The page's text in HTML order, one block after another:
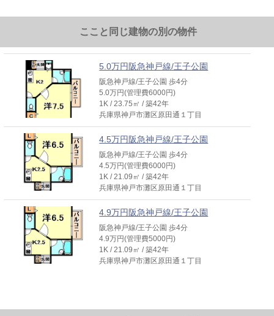
ここと同じ建物の別の物件
5.0万円阪急神戸線/王子公園
阪急神戸線/王子公園 歩4分
5.0万円(管理費6000円)
1K / 23.75㎡ / 築42年
兵庫県神戸市灘区原田通１丁目
4.5万円阪急神戸線/王子公園
阪急神戸線/王子公園 歩4分
4.5万円(管理費6000円)
1K / 21.09㎡ / 築42年
兵庫県神戸市灘区原田通１丁目
4.9万円阪急神戸線/王子公園
阪急神戸線/王子公園 歩4分
4.9万円(管理費5000円)
1K / 21.09㎡ / 築42年
兵庫県神戸市灘区原田通１丁目